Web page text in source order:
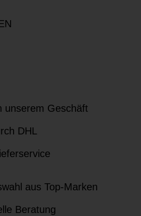
unserem Geschäft
DHL
aus Top-Marken
Beratung